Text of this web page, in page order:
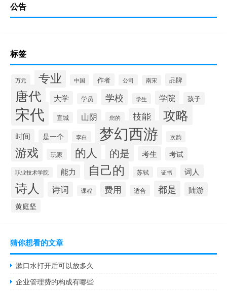
公告
标签
万元 专业 中国 作者 公司 南宋 品牌
唐代 大学 学员 学校 学生 学院 孩子
宋代 宣城 山阴 您的 技能 攻略
时间 是一个 李白 梦幻西游 次韵
游戏 玩家 的人 的是 考生 考试
职业技术学院 能力 自己的 苏轼 证书 词人
诗人 诗词 课程 费用 适合 都是 陆游
黄庭坚
猜你想看的文章
漱口水打开后可以放多久
企业管理费的构成有哪些